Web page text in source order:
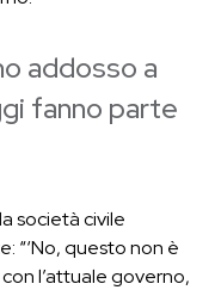
addosso a
fanno parte
società civile
“‘No, questo non è
l’attuale governo,